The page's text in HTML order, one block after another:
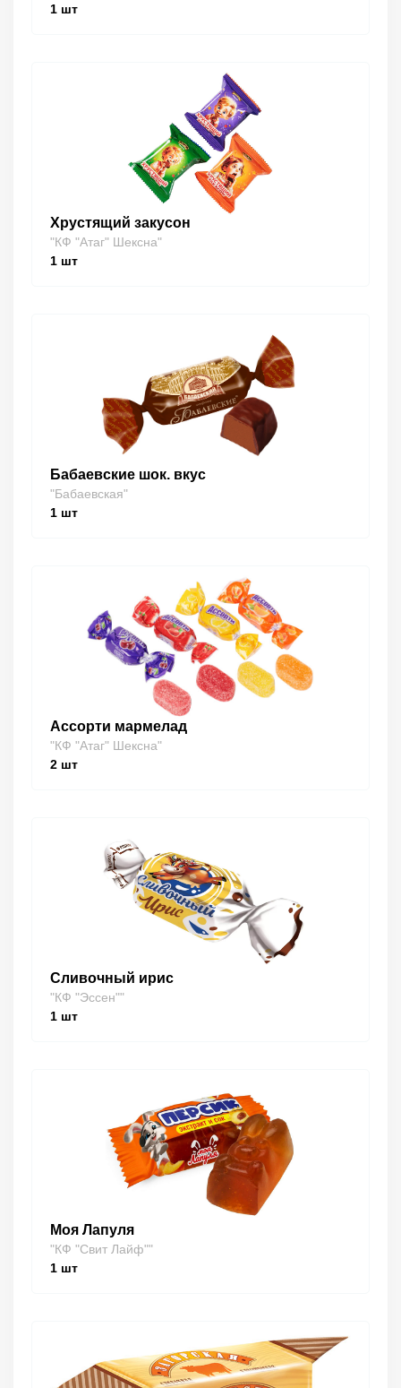
1 шт
Хрустящий закусон
"КФ "Атаг" Шексна"
1 шт
Бабаевские шок. вкус
"Бабаевская"
1 шт
Ассорти мармелад
"КФ "Атаг" Шексна"
2 шт
Сливочный ирис
"КФ "Эссен""
1 шт
Моя Лапуля
"КФ "Свит Лайф""
1 шт